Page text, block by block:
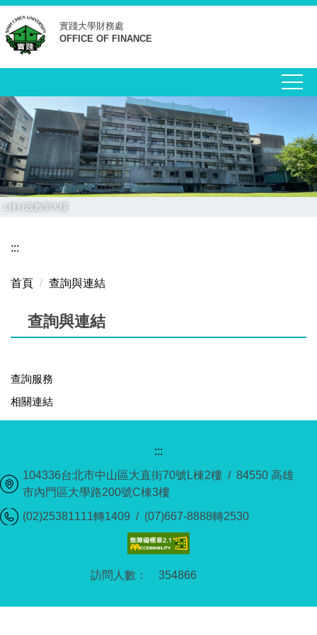
跳
到
主
要
容
區
實踐大學財務處
OFFICE OF FINANCE
L棟行政教學大樓
:::
首頁 查詢與連結
查詢與連結
查詢服務
相關連結
354866
:::
104336台北市中山區大直街70號L棟2樓 / 84550 高雄
市內門區大學路200號C棟3樓
(02)25381111轉1409 / (07)667-8888轉2530